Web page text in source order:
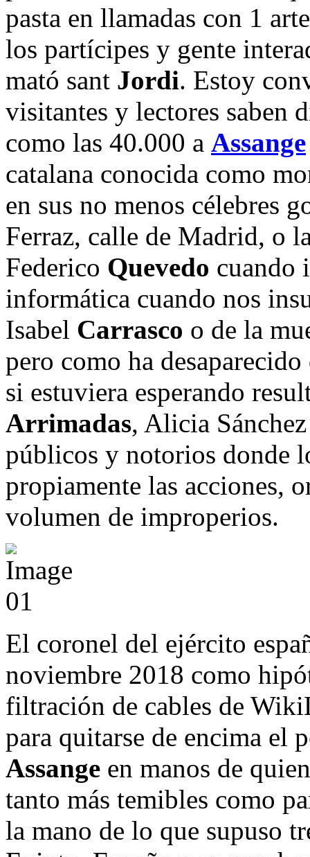
pasta en llamadas con 1
los partícipes y gente
mató sant Jordi. Estoy
visitantes y lectores saben
como las 40.000 a Assange
catalana conocida como
en sus no menos célebres
Ferraz, calle de Madrid, o
Federico Quevedo cuando
informática cuando nos
Isabel Carrasco o de la
pero como ha
si estuviera esperando
Arrimadas, Alicia
públicos y notorios donde
propiamente las acciones,
volumen de improperios.
El coronel del ejército
noviembre 2018 como
filtración de cables de
para quitarse de encima el
Assange en manos de
tanto más temibles como
la mano de lo que supuso